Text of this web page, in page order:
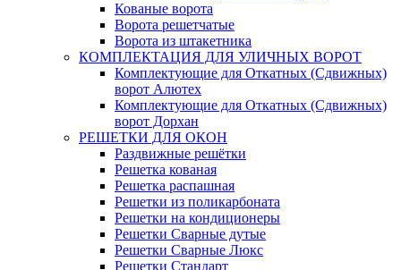
Кованые ворота
Ворота решетчатые
Ворота из штакетника
КОМПЛЕКТАЦИЯ ДЛЯ УЛИЧНЫХ ВОРОТ
Комплектующие для Откатных (Сдвижных)
ворот Алютех
Комплектующие для Откатных (Сдвижных)
ворот Дорхан
РЕШЕТКИ ДЛЯ ОКОН
Раздвижные решётки
Решетка кованая
Решетка распашная
Решетки из поликарбоната
Решетки на кондиционеры
Решетки Сварные дутые
Решетки Сварные Люкс
Решетки Стандарт